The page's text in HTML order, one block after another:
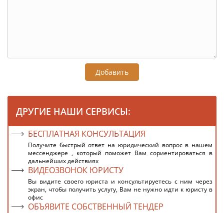
Добавить
ДРУГИЕ НАШИ СЕРВИСЫ:
БЕСПЛАТНАЯ КОНСУЛЬТАЦИЯ
Получите быстрый ответ на юридический вопрос в нашем
мессенджере , который поможет Вам сориентироваться в
дальнейших действиях
ВИДЕОЗВОНОК ЮРИСТУ
Вы видите своего юриста и консультируетесь с ним через
экран, чтобы получить услугу, Вам не нужно идти к юристу в
офис
ОБЪЯВИТЕ СОБСТВЕННЫЙ ТЕНДЕР